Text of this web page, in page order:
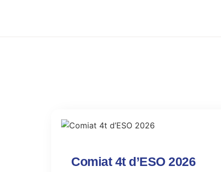
Comiat 4t d’ESO 2026